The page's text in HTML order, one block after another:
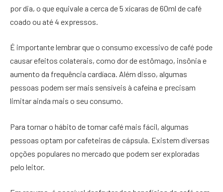
por dia, o que equivale a cerca de 5 xícaras de 60ml de café
coado ou até 4 expressos.
É importante lembrar que o consumo excessivo de café pode
causar efeitos colaterais, como dor de estômago, insônia e
aumento da frequência cardíaca. Além disso, algumas
pessoas podem ser mais sensíveis à cafeína e precisam
limitar ainda mais o seu consumo.
Para tornar o hábito de tomar café mais fácil, algumas
pessoas optam por cafeteiras de cápsula. Existem diversas
opções populares no mercado que podem ser exploradas
pelo leitor.